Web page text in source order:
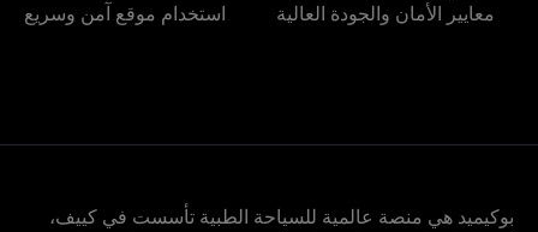
معايير الأمان والجودة العالية استخدام موقع آمن وسريع
بوكيميد هي منصة عالمية للسياحة الطبية تأسست في كييف،